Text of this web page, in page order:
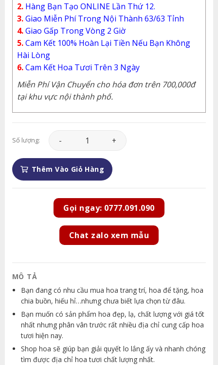
2. Hàng Bạn Tạo ONLINE Lần Thứ 12.
3.Giao Miễn Phí Trong Nội Thành 63/63 Tỉnh
4.Giao Gấp Trong Vòng 2 Giờ
5.Cam Kết 100% Hoàn Lại Tiền Nếu Bạn Không
Hài Lòng
6.Cam Kết Hoa Tươi Trên 3 Ngày
Miễn Phí Vận Chuyển cho hóa đơn trên 700,000đ
tại khu vực nội thành phố.
Số lượng: Giỏ Hoa - GH128 số lượng
Thêm Vào Giỏ Hàng
Gọi ngay: 0777.091.090
Chat zalo xem mẫu
MÔ TẢ
Bạn đang có nhu cầu mua hoa trang trí, hoa để tặng, hoa
chia buồn, hiếu hỉ…nhưng chưa biết lựa chọn từ đâu.
Bạn muốn có sản phẩm hoa đẹp, lạ, chất lượng với giá tốt
nhất nhưng phân vân trước rất nhiều địa chỉ cung cấp hoa
tươi hiện nay.
Shop hoa sẽ giúp bạn giải quyết lo lắng ấy và nhanh chóng
tìm được địa chỉ hoa tươi chất lượng nhất.